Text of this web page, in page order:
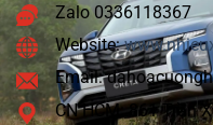
Zalo 0336118367
Website:
Email:
CN HCM: 861 Trần